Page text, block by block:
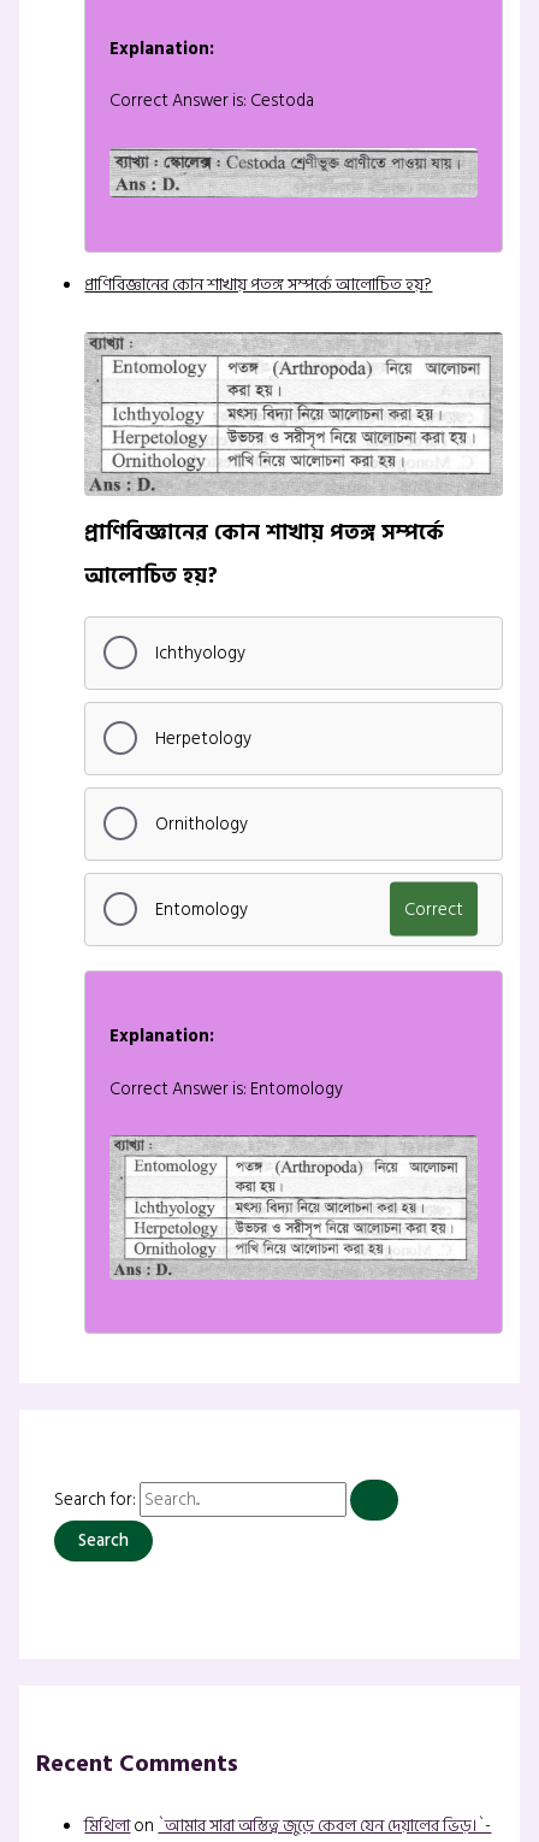
Explanation:
Correct Answer is: Cestoda
প্রাণিবিজ্ঞানের কোন শাখায় পতঙ্গ সম্পর্কে আলোচিত হয়?
প্রাণিবিজ্ঞানের কোন শাখায় পতঙ্গ সম্পর্কে
আলোচিত হয়?
Ichthyology
Herpetology
Ornithology
Entomology Correct
Explanation:
Correct Answer is: Entomology
Search for:
Recent Comments
মিথিলাon`আমার সারা অস্তিত্ব জুড়ে কেবল যেন দেয়ালের ভিড়।`-